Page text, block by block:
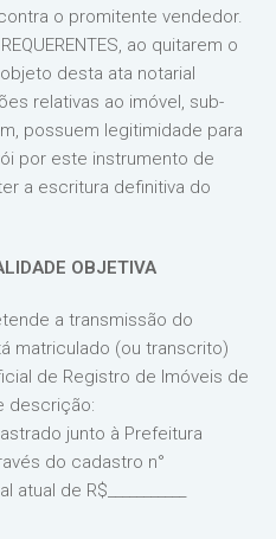
o promitente vendedor.
ao quitarem o
desta ata notarial
relativas ao imóvel, sub-
possuem legitimidade para
por este instrumento de
a escritura definitiva do
OBJETIVA
a transmissão do
matriculado (ou transcrito)
Oficial de Registro de Imóveis de
descrição:
junto à Prefeitura
do cadastro n°
atual de R$___________